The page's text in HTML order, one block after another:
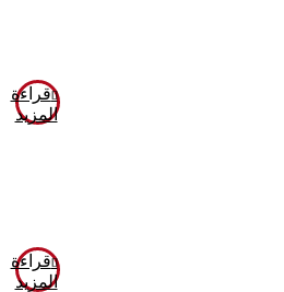
قراءة
المزيد
قراءة
المزيد